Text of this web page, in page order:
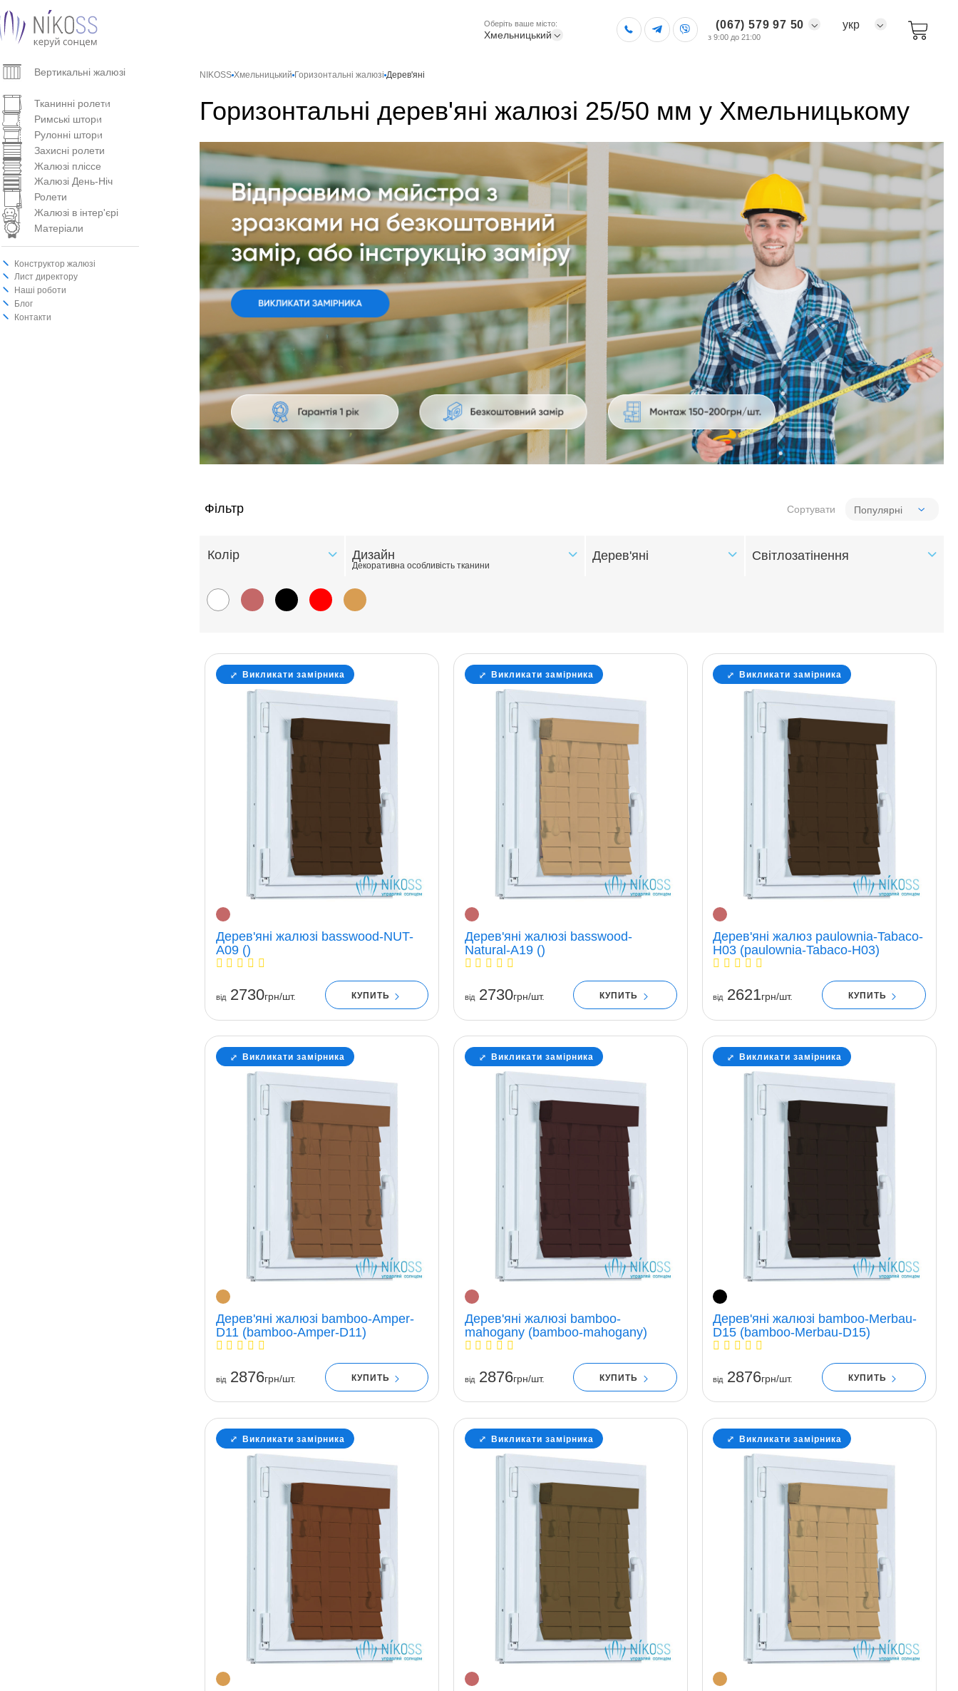
Оберіть ваше місто:
Хмельницький
(067) 579 97 50
з 9:00 до 21:00
укр
Вертикальнi жалюзi
Тканинні ролети
Римські штори
Рулонні штори
Захисні ролети
Жалюзі пліссе
Жалюзі День-Ніч
Ролети
Жалюзі в інтер'єрі
Матеріали
Конструктор жалюзі
Лист директору
Наші роботи
Блог
Контакти
NIKOSS Хмельницький Горизонтальні жалюзі Дерев'яні
Горизонтальні дерев'яні жалюзі 25/50 мм у Хмельницькому
Фільтр Сортувати
Колiр Дизайн
Декоративна особливість тканини
Дерев'яні Світлозатінення
Викликати замірника
Дерев'яні жалюзі basswood-NUT-
A09 ()
вiд2730грн/шт. КУПИТЬ
Викликати замірника
Дерев'яні жалюзі basswood-
Natural-A19 ()
вiд2730грн/шт. КУПИТЬ
Викликати замірника
Дерев'яні жалюз paulownia-Tabaco-
H03 (paulownia-Tabaco-H03)
вiд2621грн/шт. КУПИТЬ
Викликати замірника
Дерев'яні жалюзі bamboo-Amper-
D11 (bamboo-Amper-D11)
вiд2876грн/шт. КУПИТЬ
Викликати замірника
Дерев'яні жалюзі bamboo-
mahogany (bamboo-mahogany)
вiд2876грн/шт. КУПИТЬ
Викликати замірника
Дерев'яні жалюзі bamboo-Merbau-
D15 (bamboo-Merbau-D15)
вiд2876грн/шт. КУПИТЬ
Викликати замірника Викликати замірника Викликати замірника